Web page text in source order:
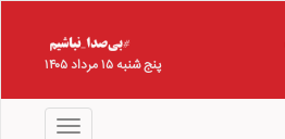
پنج شنبه ۱۵ مرداد ۱۴۰۵
منو